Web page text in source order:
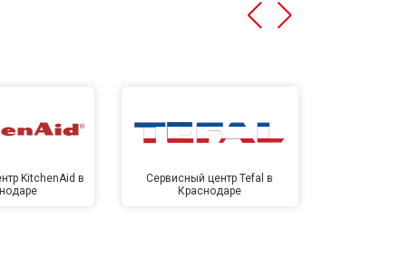
KitchenAid в
Сервисный центр Tefal в
Краснодаре